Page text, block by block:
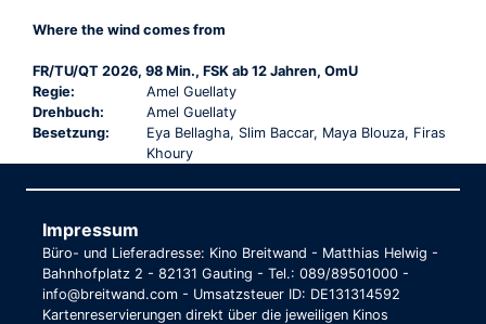
Where the wind comes from
FR/TU/QT 2026, 98 Min., FSK ab 12 Jahren, OmU
Regie:
Amel Guellaty
Drehbuch:
Amel Guellaty
Besetzung:
Eya Bellagha, Slim Baccar, Maya Blouza, Firas
Khoury
Impressum
Büro- und Lieferadresse: Kino Breitwand - Matthias Helwig -
Bahnhofplatz 2 - 82131 Gauting - Tel.: 089/89501000 -
info@breitwand.com - Umsatzsteuer ID: DE131314592
Kartenreservierungen direkt über die jeweiligen Kinos